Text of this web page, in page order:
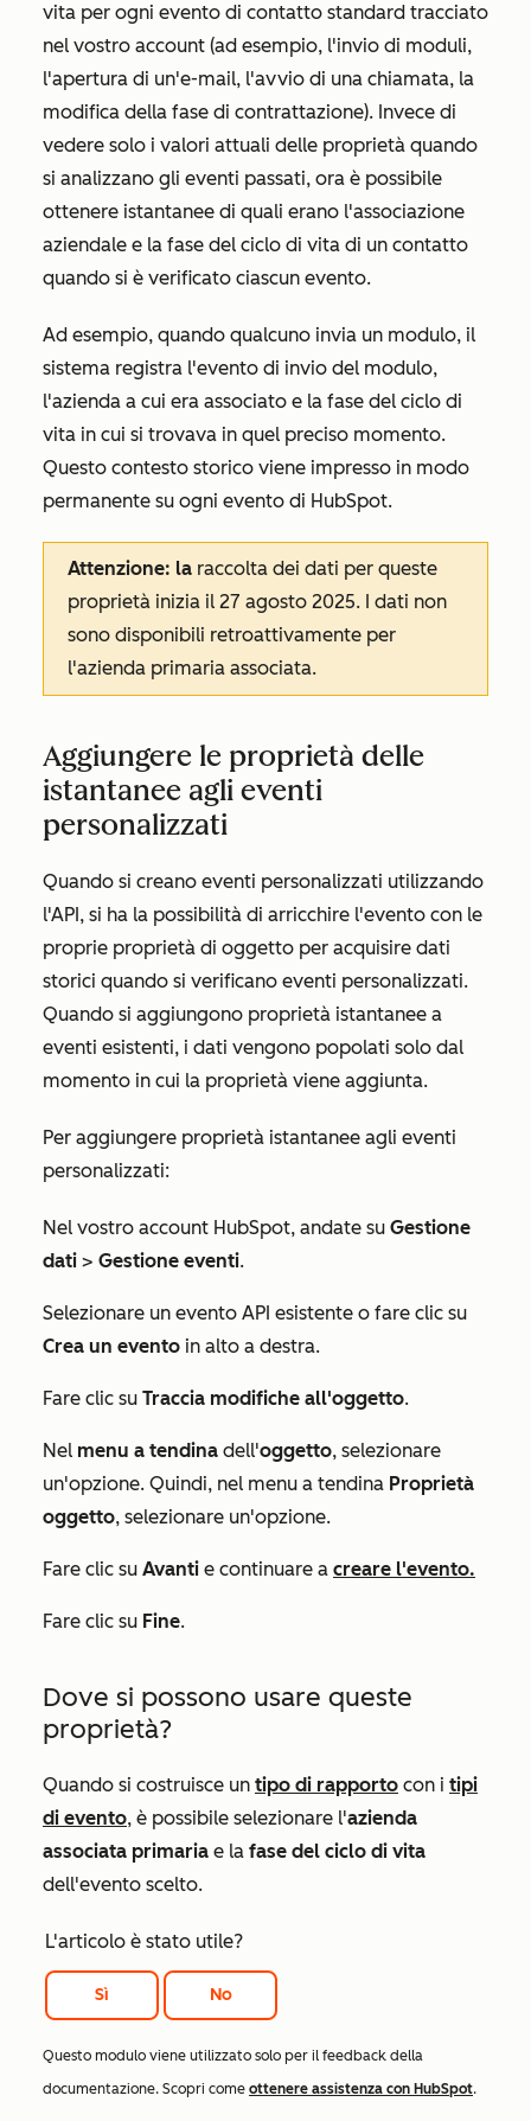
vita per ogni evento di contatto standard tracciato
nel vostro account (ad esempio, l'invio di moduli,
l'apertura di un'e-mail, l'avvio di una chiamata, la
modifica della fase di contrattazione). Invece di
vedere solo i valori attuali delle proprietà quando
si analizzano gli eventi passati, ora è possibile
ottenere istantanee di quali erano l'associazione
aziendale e la fase del ciclo di vita di un contatto
quando si è verificato ciascun evento.
Ad esempio, quando qualcuno invia un modulo, il
sistema registra l'evento di invio del modulo,
l'azienda a cui era associato e la fase del ciclo di
vita in cui si trovava in quel preciso momento.
Questo contesto storico viene impresso in modo
permanente su ogni evento di HubSpot.
Attenzione: la raccolta dei dati per queste
proprietà inizia il 27 agosto 2025. I dati non
sono disponibili retroattivamente per
l'azienda primaria associata.
Aggiungere le proprietà delle
istantanee agli eventi
personalizzati
Quando si creano eventi personalizzati utilizzando
l'API, si ha la possibilità di arricchire l'evento con le
proprie proprietà di oggetto per acquisire dati
storici quando si verificano eventi personalizzati.
Quando si aggiungono proprietà istantanee a
eventi esistenti, i dati vengono popolati solo dal
momento in cui la proprietà viene aggiunta.
Per aggiungere proprietà istantanee agli eventi
personalizzati:
Nel vostro account HubSpot, andate su Gestione
dati > Gestione eventi.
Selezionare un evento API esistente o fare clic su
Crea un evento in alto a destra.
Fare clic su Traccia modifiche all'oggetto.
Nel menu a tendina dell'oggetto, selezionare
un'opzione. Quindi, nel menu a tendina Proprietà
oggetto, selezionare un'opzione.
Fare clic su Avanti e continuare a creare l'evento.
Fare clic su Fine.
Dove si possono usare queste
proprietà?
Quando si costruisce un tipo di rapporto con i tipi
di evento, è possibile selezionare l'azienda
associata primaria e la fase del ciclo di vita
dell'evento scelto.
L'articolo è stato utile?
Sì No
Questo modulo viene utilizzato solo per il feedback della
documentazione. Scopri come ottenere assistenza con HubSpot.